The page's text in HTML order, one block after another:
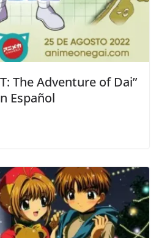
The Adventure of Dai”
Español